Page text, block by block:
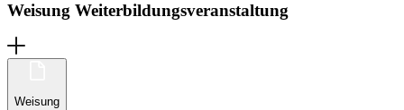
Weisung Weiterbildungsveranstaltung
Weisung